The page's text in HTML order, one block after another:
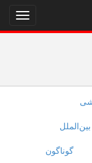
نمایش
منو
بین‌الملل
گوناگون